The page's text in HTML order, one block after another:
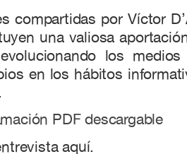
compartidas por Víctor
una valiosa
los
en los hábitos
PDF descargable
aquí.